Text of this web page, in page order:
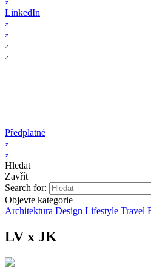
LinkedIn
Předplatné
Hledat
Zavřít
Search for:
Objevte kategorie
Architektura Design Lifestyle Travel
LV x JK